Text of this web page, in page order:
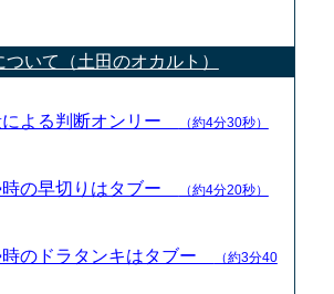
ついて（土田のオカルト）
による判断オンリー （約4分30秒）
時の早切りはタブー （約4分20秒）
時のドラタンキはタブー
（約3分40